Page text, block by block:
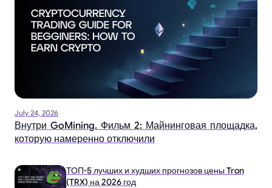
July 24, 2026
Внутри GoMining. Фильм 2: Майнинговая площадка,
которую намеренно отключили
ТОП-5 лучших и худших прогнозов цены Tron
(TRX) на 2026 год